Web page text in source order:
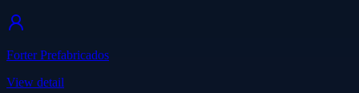
Forter Prefabricados
View detail